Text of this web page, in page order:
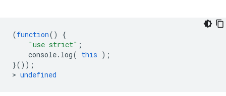
(function()
{
"use strict" ;
console. log( this );
}());
> undefined